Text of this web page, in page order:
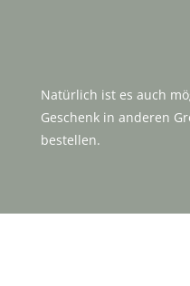
Natürlich ist es auch
Geschenk in anderen
bestellen.